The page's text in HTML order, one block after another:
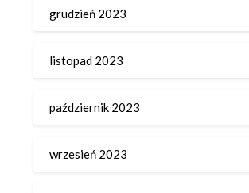
grudzień 2023
listopad 2023
październik 2023
wrzesień 2023